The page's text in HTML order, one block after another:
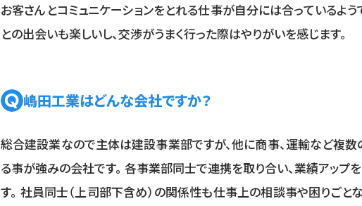
お客さんとコミュニケーションをとれる仕事が自分には合っているよう
との出会いも楽しいし、交渉がうまく行った際はやりがいを感じます。
嶋田工業はどんな会社ですか？
総合建設業なので主体は建設事業部ですが、他に商事、運輸など複
る事が強みの会社です。 各事業部同士で連携を取り合い、業績アップ
す。 社員同士（上司部下含め）の関係性も仕事上の相談事や困りごと